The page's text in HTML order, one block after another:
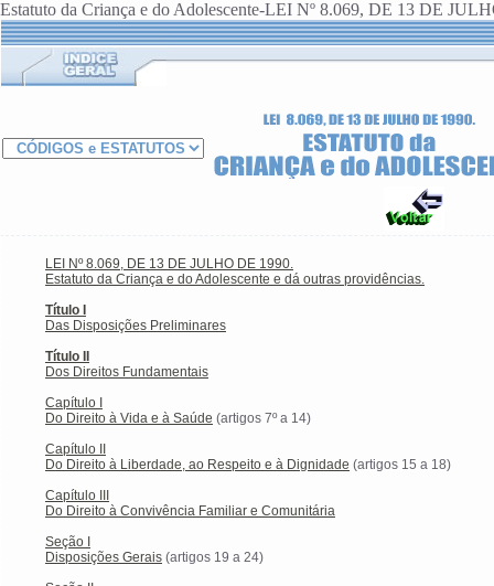
Estatuto da Criança e do Adolescente-LEI Nº 8.069, DE 13 DE
LEI Nº 8.069, DE 13 DE JULHO DE 1990.
Estatuto da Criança e do Adolescente e dá outras providências.
Título I
Das Disposições Preliminares
Título II
Dos Direitos Fundamentais
Capítulo I
Do Direito à Vida e à Saúde (artigos 7º a 14)
Capítulo II
Do Direito à Liberdade, ao Respeito e à Dignidade (artigos 15 a 18)
Capítulo III
Do Direito à Convivência Familiar e Comunitária
Seção I
Disposições Gerais (artigos 19 a 24)